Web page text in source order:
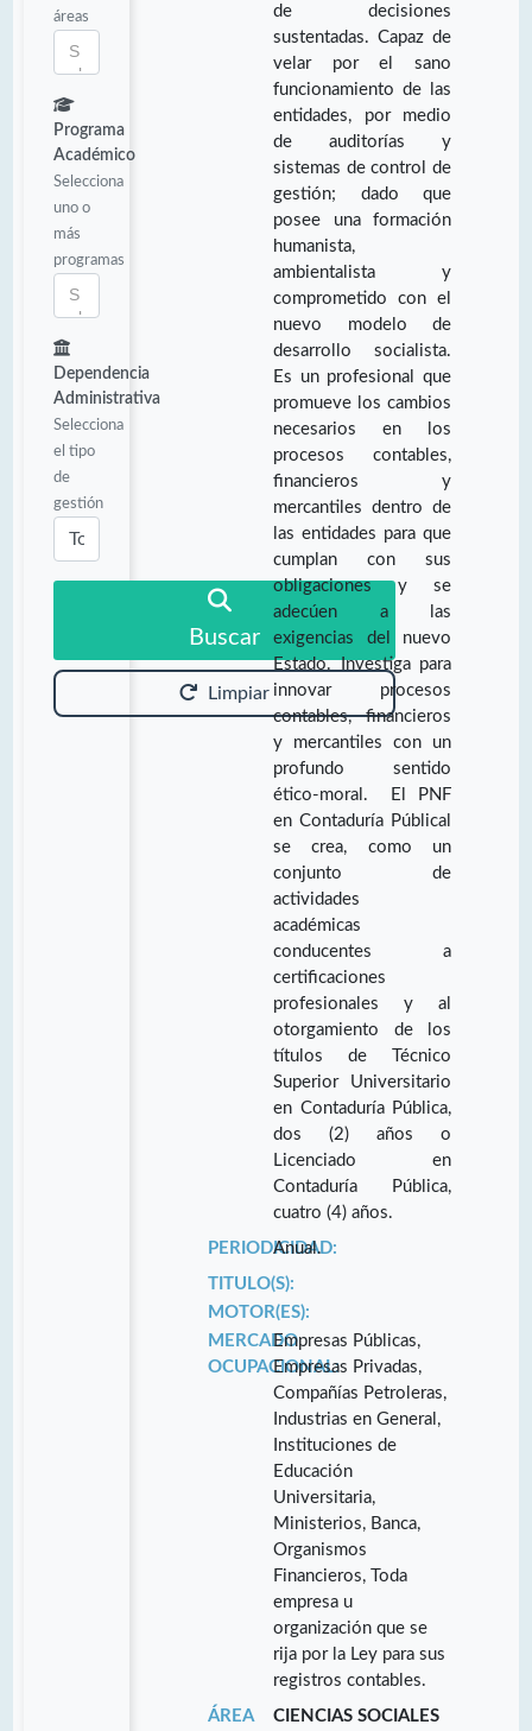
áreas
Programa
Académico
Selecciona
uno o
más
programas
Dependencia
Administrativa
Selecciona
el tipo
de
gestión
Buscar
Limpiar
de decisiones
sustentadas. Capaz de
velar por el sano
funcionamiento de las
entidades, por medio
de auditorías y
sistemas de control de
gestión; dado que
posee una formación
humanista,
ambientalista y
comprometido con el
nuevo modelo de
desarrollo socialista.
Es un profesional que
promueve los cambios
necesarios en los
procesos contables,
financieros y
mercantiles dentro de
las entidades para que
cumplan con sus
obligaciones y se
adecúen a las
exigencias del nuevo
Estado. Investiga para
innovar procesos
contables, financieros
y mercantiles con un
profundo sentido
ético-moral. El PNF
en Contaduría Públical
se crea, como un
conjunto de
actividades
académicas
conducentes a
certificaciones
profesionales y al
otorgamiento de los
títulos de Técnico
Superior Universitario
en Contaduría Pública,
dos (2) años o
Licenciado en
Contaduría Pública,
cuatro (4) años.
PERIODICIDAD:
Anual.
TITULO(S):
MOTOR(ES):
MERCADO
OCUPACIONAL:
Empresas Públicas,
Empresas Privadas,
Compañías Petroleras,
Industrias en General,
Instituciones de
Educación
Universitaria,
Ministerios, Banca,
Organismos
Financieros, Toda
empresa u
organización que se
rija por la Ley para sus
registros contables.
ÁREA
CIENCIAS SOCIALES